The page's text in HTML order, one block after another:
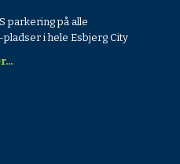
parkering på alle
i hele Esbjerg City